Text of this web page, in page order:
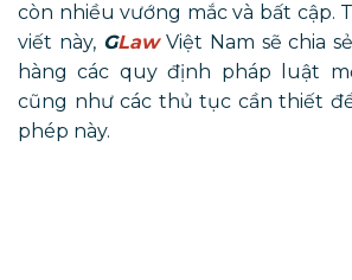
còn nhiều vướng mắc và bất cập.
viết này, GLawViệt Nam sẽ chia
hàng các quy định pháp luật
cũng như các thủ tục cần thiết
phép này.